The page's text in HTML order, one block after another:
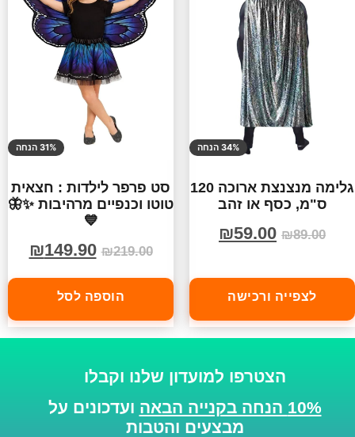
34% הנחה
גלימה מנצנצת ארוכה 120
ס"מ, כסף או זהב
₪89.00
₪59.00
לצפייה ורכישה
31% הנחה
סט פרפר לילדות : חצאית
טוטו וכנפיים מרהיבות ✨🦋
💙
₪219.00
₪149.90
הוספה לסל
הצטרפו למועדון שלנו וקבלו
10% הנחה בקנייה הבאה
ועדכונים על
מבצעים והטבות